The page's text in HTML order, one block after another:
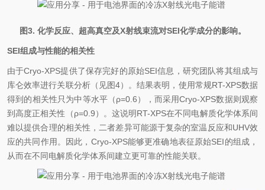
图3. 化学反应、超高真空及X射线束流对SEI化学成分的影响。
SEI组成与性能的相关性
由于Cryo-XPS提供了保存完好的原始SEI信息，研究团队将其组成与
库仑效率进行关联分析（见图4）。结果表明，使用常规RT-XPS数据
得到的相关性只为中等水平（ρ=0.6），而采用Cryo-XPS数据则观察
到高度正相关性（ρ=0.9）。这说明RT-XPS在不同电解质化学体系间
难以提供合理的相关性，二者差异可能源于复杂的室温反应和UHV效
应的共同作用。因此，Cryo-XPS能够更准确地表征原始SEI的组成，
从而在不同电解质化学体系间建立更可靠的性能关联。